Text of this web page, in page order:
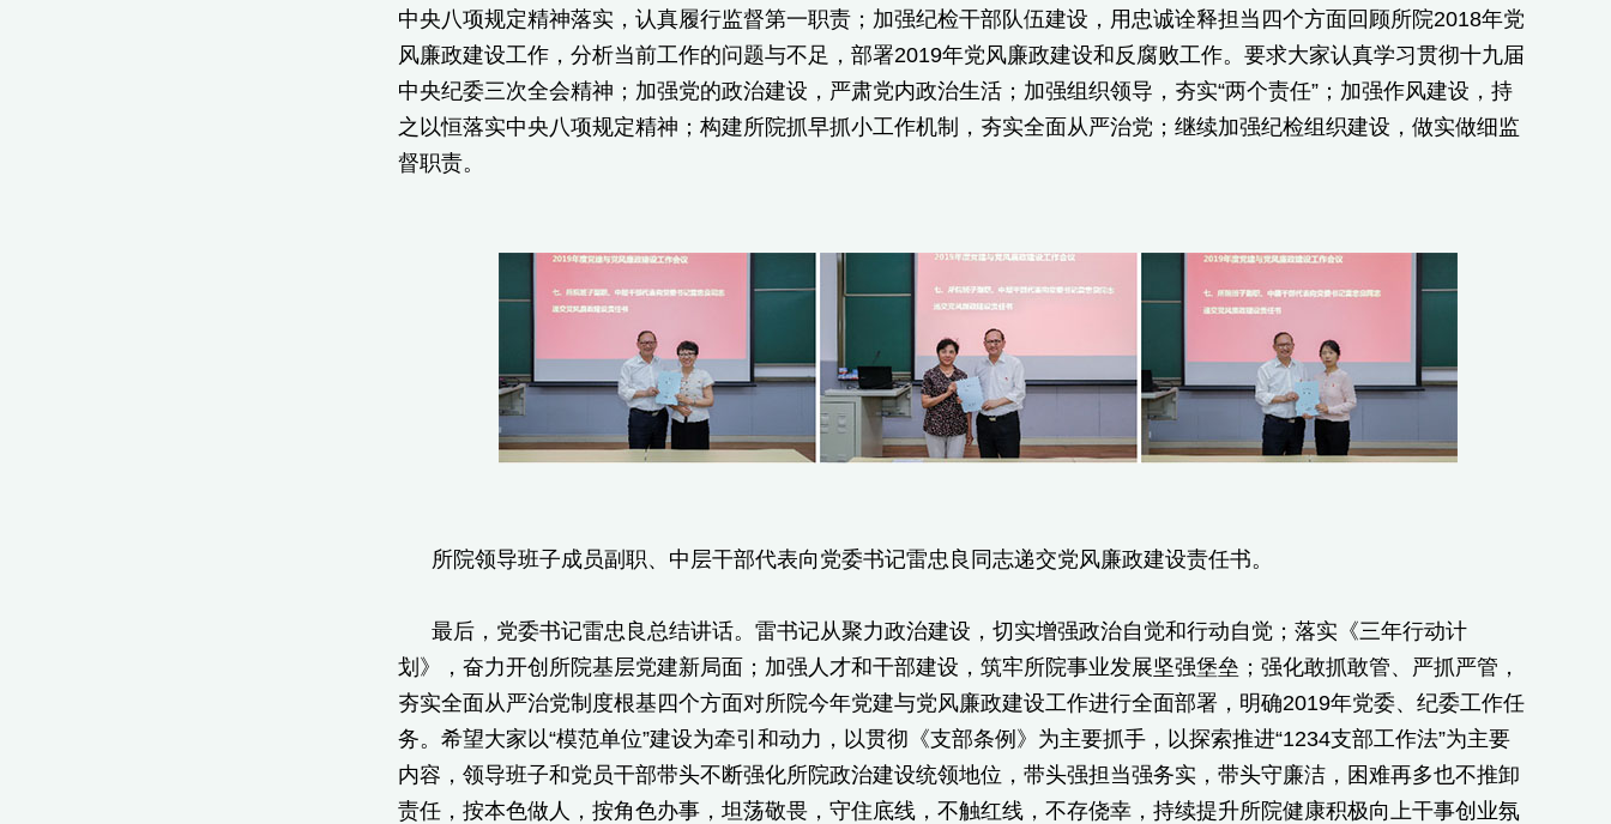
中央八项规定精神落实，认真履行监督第一职责；加强纪检干部队伍建设，用忠诚诠释担当四个方面回顾所院2018年党
风廉政建设工作，分析当前工作的问题与不足，部署2019年党风廉政建设和反腐败工作。要求大家认真学习贯彻十九届
中央纪委三次全会精神；加强党的政治建设，严肃党内政治生活；加强组织领导，夯实“两个责任”；加强作风建设，持
之以恒落实中央八项规定精神；构建所院抓早抓小工作机制，夯实全面从严治党；继续加强纪检组织建设，做实做细监
督职责。
所院领导班子成员副职、中层干部代表向党委书记雷忠良同志递交党风廉政建设责任书。
最后，党委书记雷忠良总结讲话。雷书记从聚力政治建设，切实增强政治自觉和行动自觉；落实《三年行动计
划》，奋力开创所院基层党建新局面；加强人才和干部建设，筑牢所院事业发展坚强堡垒；强化敢抓敢管、严抓严管，
夯实全面从严治党制度根基四个方面对所院今年党建与党风廉政建设工作进行全面部署，明确2019年党委、纪委工作任
务。希望大家以“模范单位”建设为牵引和动力，以贯彻《支部条例》为主要抓手，以探索推进“1234支部工作法”为主要
内容，领导班子和党员干部带头不断强化所院政治建设统领地位，带头强担当强务实，带头守廉洁，困难再多也不推卸
责任，按本色做人，按角色办事，坦荡敬畏，守住底线，不触红线，不存侥幸，持续提升所院健康积极向上干事创业氛